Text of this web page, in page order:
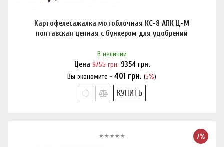
Картофелесажалка мотоблочная КС-8 АПК Ц-М
полтавская цепная с бункером для удобрений
В наличии
Цена9755грн. 9354грн.
Вы экономите - 401 грн. (5%)
Нашли дешевле?
КУПИТЬ
7%